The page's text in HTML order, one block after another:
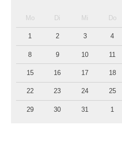
Mo Di Mi Do
1 2 3 4
8 9 10 11
15 16 17 18
22 23 24 25
29 30 31 1